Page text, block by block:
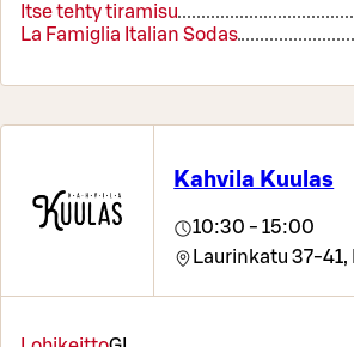
Itse tehty tiramisu
La Famiglia Italian Sodas
Kahvila Kuulas
10:30 - 15:00
Laurinkatu 37-41,